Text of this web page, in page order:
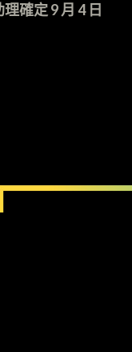
確定 9 月 4 日